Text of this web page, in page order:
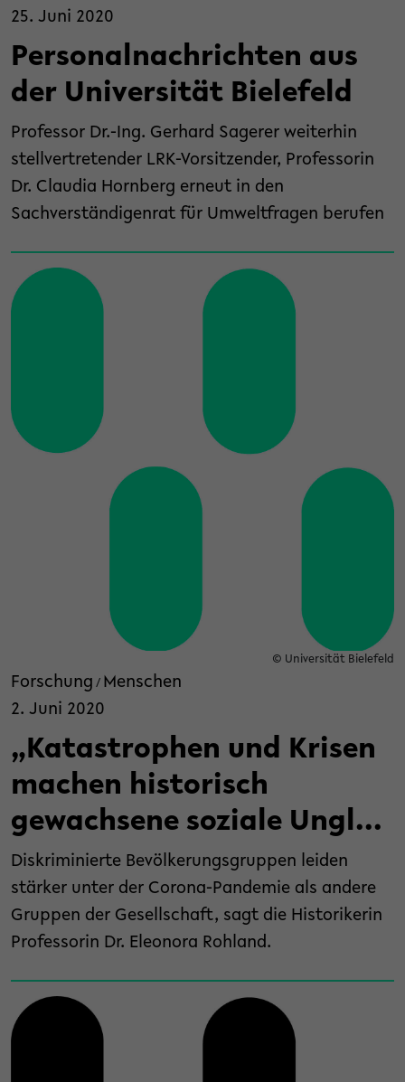
25. Juni 2020
Personalnachrichten aus
der Universität Bielefeld
Professor Dr.-Ing. Gerhard Sagerer weiterhin
stellvertretender LRK-Vorsitzender, Professorin
Dr. Claudia Hornberg erneut in den
Sachverständigenrat für Umweltfragen berufen
© Universität Bielefeld
Forschung / Menschen
2. Juni 2020
„Katastrophen und Krisen
machen historisch
gewachsene soziale Ungl...
Diskriminierte Bevölkerungsgruppen leiden
stärker unter der Corona-Pandemie als andere
Gruppen der Gesellschaft, sagt die Historikerin
Professorin Dr. Eleonora Rohland.